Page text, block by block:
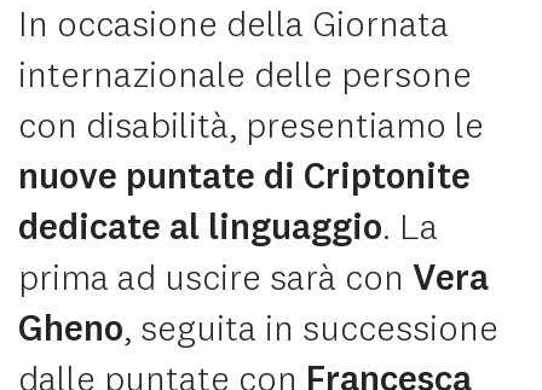
News & Storie
Press
Area Riservata
Carrello
In occasione della Giornata
internazionale delle persone
con disabilità, presentiamo le
nuove puntate di Criptonite
dedicate al linguaggio. La
prima ad uscire sarà con Vera
Gheno, seguita in successione
dalle puntate con Francesca